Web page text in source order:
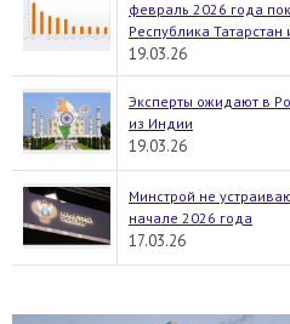
февраль 2026 года
Республика Татарстан
19.03.26
Эксперты ожидают в
из Индии
19.03.26
Минстрой не
начале 2026 года
17.03.26